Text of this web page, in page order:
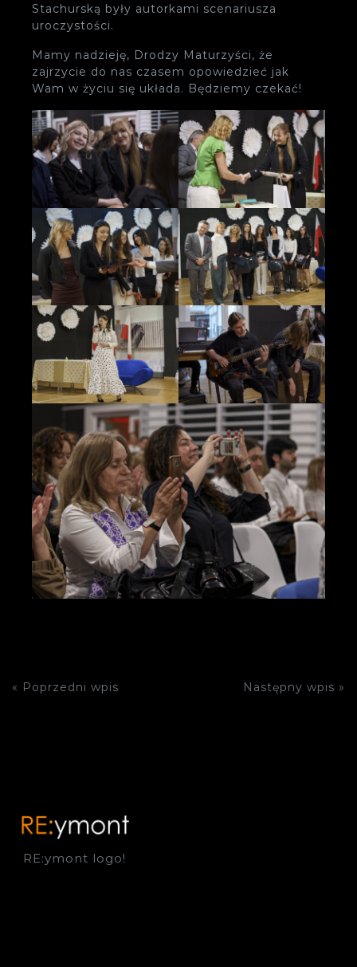
Stachurską były autorkami scenariusza
uroczystości.
Mamy nadzieję, Drodzy Maturzyści, że
zajrzycie do nas czasem opowiedzieć jak
Wam w życiu się układa. Będziemy czekać!
« Poprzedni wpis Następny wpis »
RE:ymont logo!